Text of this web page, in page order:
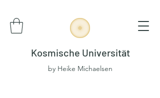
Kosmische Universität
by Heike Michaelsen